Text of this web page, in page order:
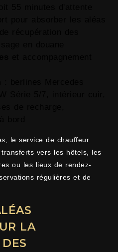
le service de chauffeur
vers les hôtels, les
ou les lieux de rendez-
régulières et de
LA